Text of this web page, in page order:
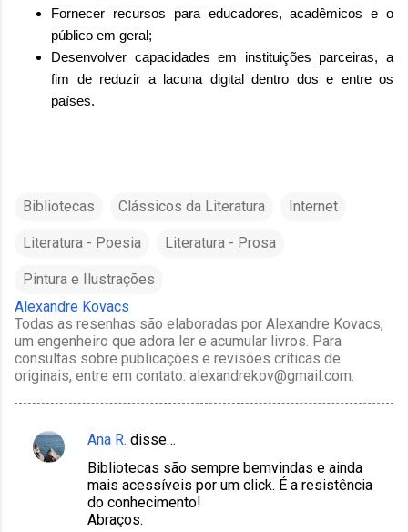
Fornecer recursos para educadores, acadêmicos e o
público em geral;
Desenvolver capacidades em instituições parceiras, a
fim de reduzir a lacuna digital dentro dos e entre os
países.
Bibliotecas Clássicos da Literatura Internet
Literatura - Poesia Literatura - Prosa
Pintura e Ilustrações
Alexandre Kovacs
Todas as resenhas são elaboradas por Alexandre Kovacs,
um engenheiro que adora ler e acumular livros. Para
consultas sobre publicações e revisões críticas de
originais, entre em contato: alexandrekov@gmail.com.
C
Ana R. disse…
Bibliotecas são sempre bemvindas e ainda
mais acessíveis por um click. É a resistência
do conhecimento!
Abraços.